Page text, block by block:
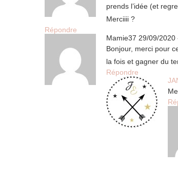
prends l’idée (et
Merciiii ?
Répondre
Mamie37 29/09/2020
Bonjour, merci pour
la fois et gagner du
Répondre